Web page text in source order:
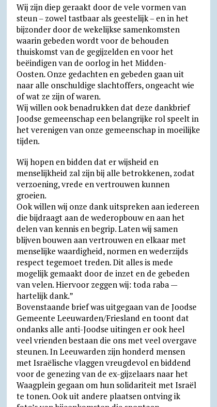
d
l
y
m
Wij zijn diep geraakt door de vele vormen van
steun – zowel tastbaar als geestelijk – en in het
bijzonder door de wekelijkse samenkomsten
waarin gebeden wordt voor de behouden
thuiskomst van de gegijzelden en voor het
beëindigen van de oorlog in het Midden-
Oosten. Onze gedachten en gebeden gaan uit
naar alle onschuldige slachtoffers, ongeacht wie
of wat ze zijn of waren.
Wij willen ook benadrukken dat deze dankbrief
Joodse gemeenschap een belangrijke rol speelt in
het verenigen van onze gemeenschap in moeilijke
tijden.
Wij hopen en bidden dat er wijsheid en
menselijkheid zal zijn bij alle betrokkenen, zodat
verzoening, vrede en vertrouwen kunnen
groeien.
Ook willen wij onze dank uitspreken aan iedereen
die bijdraagt aan de wederopbouw en aan het
delen van kennis en begrip. Laten wij samen
blijven bouwen aan vertrouwen en elkaar met
menselijke waardigheid, normen en wederzijds
respect tegemoet treden. Dit alles is mede
mogelijk gemaakt door de inzet en de gebeden
van velen. Hiervoor zeggen wij: toda raba —
hartelijk dank.”
Bovenstaande brief was uitgegaan van de Joodse
Gemeente Leeuwarden/Friesland en toont dat
ondanks alle anti-Joodse uitingen er ook heel
veel vrienden bestaan die ons met veel overgave
steunen. In Leeuwarden zijn honderd mensen
met Israëlische vlaggen vreugdevol en biddend
voor de genezing van de ex-gijzelaars naar het
Waagplein gegaan om hun solidariteit met Israël
te tonen. Ook uit andere plaatsen ontving ik